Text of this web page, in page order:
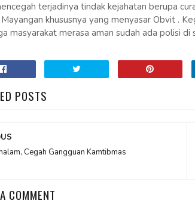
terjadinya tindak kejahatan berupa
khususnya yang menyasar Obvit .
masyarakat merasa aman sudah ada polisi
POSTS
Cegah Gangguan Kamtibmas
COMMENT